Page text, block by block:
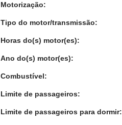
Motorização:
Tipo do motor/transmissão:
Horas do(s) motor(es):
Ano do(s) motor(es):
Combustível:
Limite de passageiros:
Limite de passageiros para dormir: